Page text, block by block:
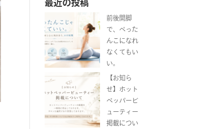
最近の投稿
前後開脚
で、ぺった
んこになれ
なくてもい
い。
【お知ら
せ】ホット
ペッパービ
ューティー
掲載につい